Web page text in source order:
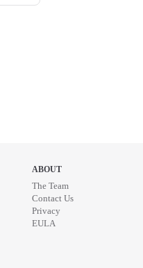
ABOUT
The Team
Contact Us
Privacy
EULA